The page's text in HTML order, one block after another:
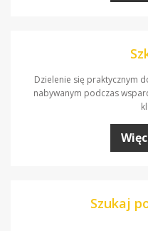
Dzielenie się praktycznym
nabywanym podczas
Szukaj